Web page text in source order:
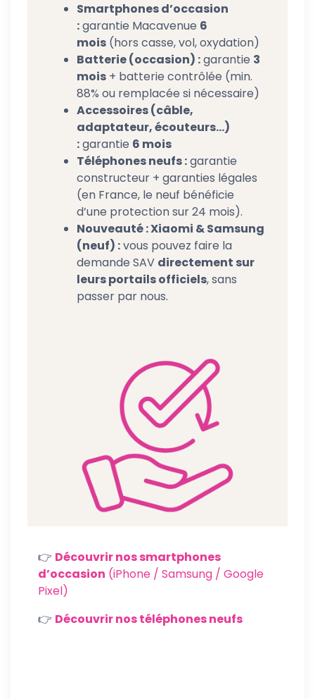
Smartphones d’occasion
:garantie Macavenue 6
mois (hors casse, vol, oxydation)
Batterie (occasion) :garantie 3
mois + batterie contrôlée (min.
88% ou remplacée si nécessaire)
Accessoires (câble,
adaptateur, écouteurs…)
:garantie 6 mois
Téléphones neufs :garantie
constructeur + garanties légales
(en France, le neuf bénéficie
d’une protection sur 24 mois).
Nouveauté : Xiaomi & Samsung
(neuf) :vous pouvez faire la
demande SAV directement sur
leurs portails officiels, sans
passer par nous.
👉 Découvrir nos smartphones
d’occasion (iPhone / Samsung / Google
Pixel)
👉 Découvrir nos téléphones neufs